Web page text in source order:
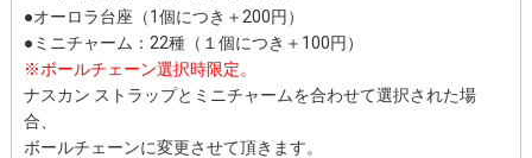
●オーロラ台座（1個につき＋200円）
●ミニチャーム：22種（１個につき＋100円）
※ボールチェーン選択時限定。
ナスカン ストラップとミニチャームを合わせて選択された場
合、
ボールチェーンに変更させて頂きます。